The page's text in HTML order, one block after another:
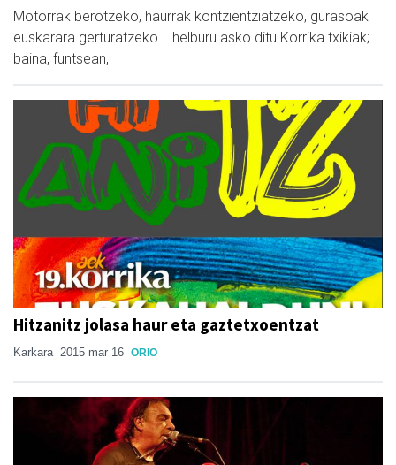
Motorrak berotzeko, haurrak kontzientziatzeko, gurasoak
euskarara gerturatzeko... helburu asko ditu Korrika txikiak;
baina, funtsean,
Hitzanitz jolasa haur eta gaztetxoentzat
Karkara 2015 mar 16 ORIO